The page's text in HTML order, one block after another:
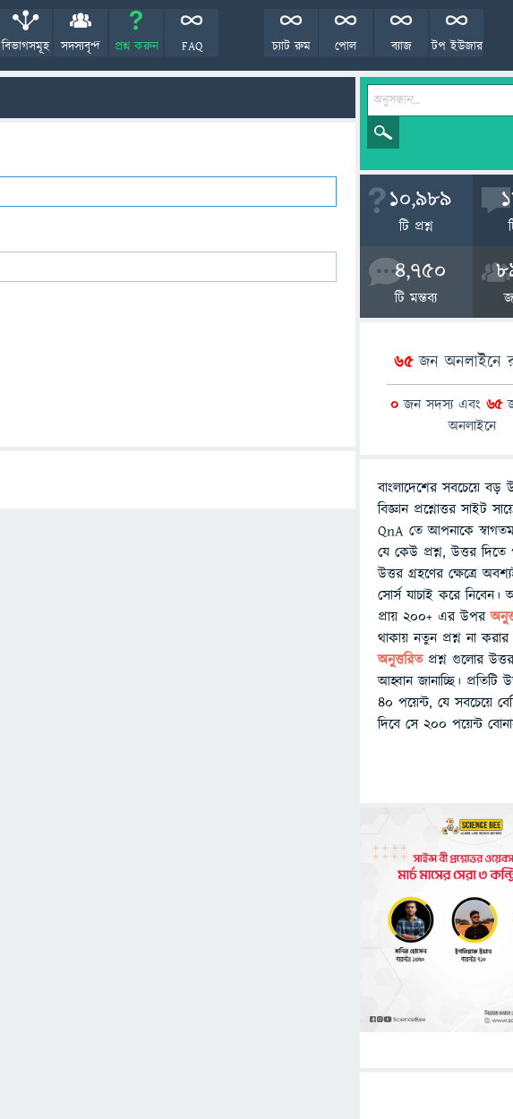
বিভাগসমূহ সদস্যবৃন্দ প্রশ্ন করুন FAQ টপ ইউজার
ব্যাজ
পোল
চ্যাট রুম
10,989
টি প্রশ্ন
4,750
টি মন্তব্য
65জন অনলাইনে
0জন সদস্য এবং 65
অনলাইনে
বাংলাদেশের সবচেয়ে বড়
বিজ্ঞান প্রশ্নোত্তর সাইট
QnA তে আপনাকে
যে কেউ প্রশ্ন, উত্তর দিতে
উত্তর গ্রহণের ক্ষেত্রে
সোর্স যাচাই করে
প্রায় ২০০+ এর উপর
থাকায় নতুন প্রশ্ন না
অনুত্তরিত প্রশ্ন গুলোর
আহ্বান জানাচ্ছি। প্রতিটি
৪০ পয়েন্ট, যে সবচেয়ে
দিবে সে ২০০ পয়েন্ট